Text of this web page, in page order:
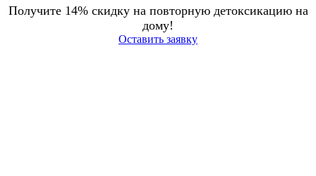
Получите 14% скидку на повторную детоксикацию на
дому!
Оставить заявку